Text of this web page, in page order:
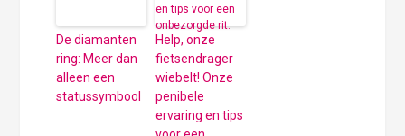
De diamanten
ring: Meer dan
alleen een
statussymbool
Help, onze
fietsendrager
wiebelt! Onze
penibele
ervaring en tips